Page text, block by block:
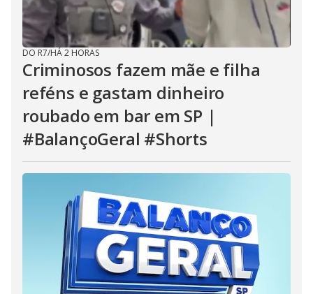
DO R7/HÁ 2 HORAS
Criminosos fazem mãe e filha
reféns e gastam dinheiro
roubado em bar em SP |
#BalançoGeral #Shorts